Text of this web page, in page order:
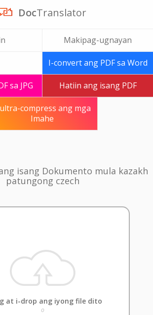
DocTranslator
Makipag-ugnayan
I-convert ang PDF sa Word
sa JPG Hatiin ang isang PDF
compress ang mga
Imahe
isang Dokumento mula kazakh
patungong czech
at i-drop ang iyong file dito
o